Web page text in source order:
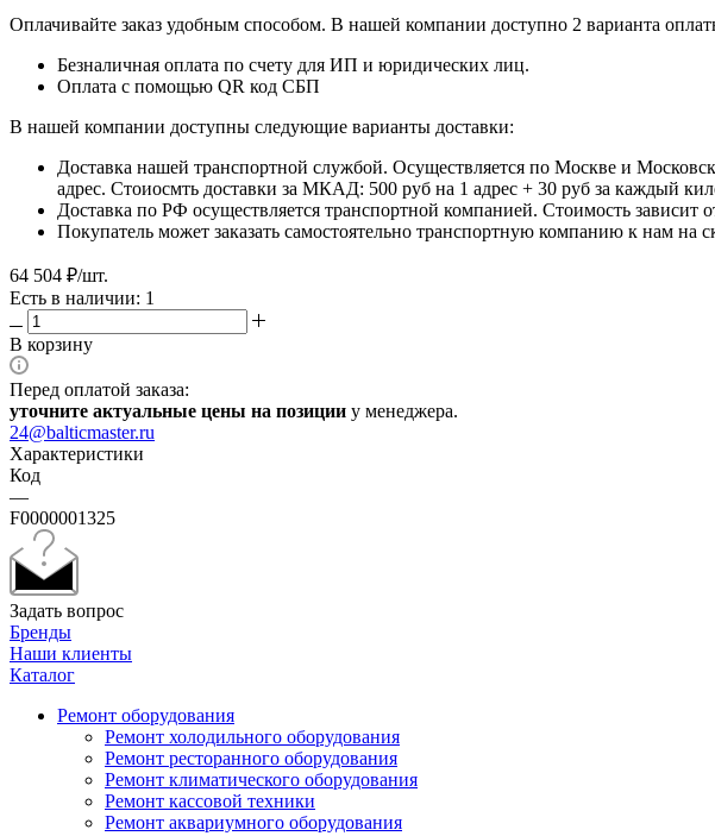
Оплачивайте заказ удобным способом. В нашей компании доступно 2 варианта
Безналичная оплата по счету для ИП и юридических лиц.
Оплата с помощью QR код СБП
В нашей компании доступны следующие варианты доставки:
Доставка нашей транспортной службой. Осуществляется по Москве и
адрес. Стоиосмть доставки за МКАД: 500 руб на 1 адрес + 30 руб за каждый
Доставка по РФ осуществляется транспортной компанией. Стоимость зависит
Покупатель может заказать самостоятельно транспортную компанию к нам на
64 504 ₽/шт.
Есть в наличии: 1
В корзину
Перед оплатой заказа:
уточните актуальные цены на позиции у менеджера.
24@balticmaster.ru
Характеристики
Код
—
F0000001325
Задать вопрос
Бренды
Наши клиенты
Каталог
Ремонт оборудования
Ремонт холодильного оборудования
Ремонт ресторанного оборудования
Ремонт климатического оборудования
Ремонт кассовой техники
Ремонт аквариумного оборудования